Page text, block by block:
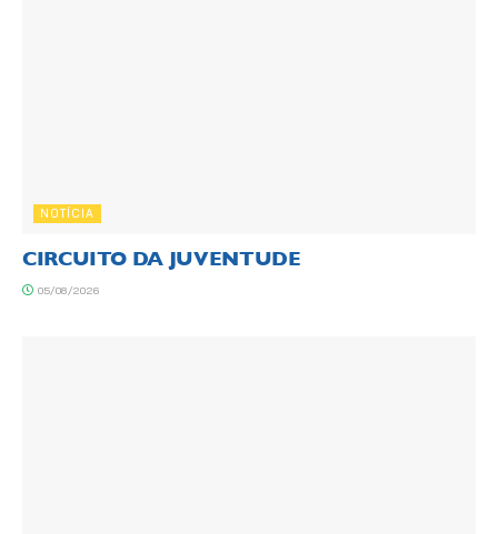
NOTÍCIA
CIRCUITO DA JUVENTUDE
05/08/2026